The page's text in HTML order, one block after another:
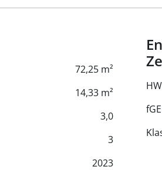
72,25 m²
14,33 m²
3,0
3
2023